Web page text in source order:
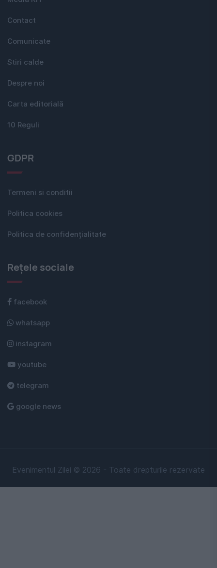
Contact
Comunicate
Stiri calde
Despre noi
Carta editorială
10 Reguli
GDPR
Termeni si conditii
Politica cookies
Politica de confidențialitate
Rețele sociale
facebook
whatsapp
instagram
youtube
telegram
google news
Evenimentul Zilei © 2026 - Toate drepturile rezervate